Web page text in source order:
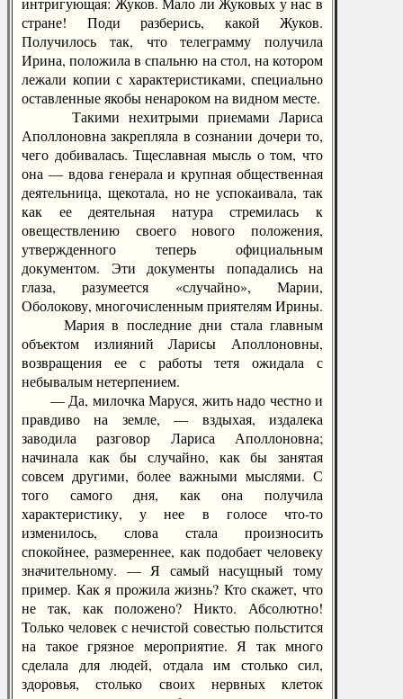
стране! Поди разберись, какой Жуков.
Получилось так, что телеграмму получила
Ирина, положила в спальню на стол, на котором
лежали копии с характеристиками, специально
оставленные якобы ненароком на видном месте.
Такими нехитрыми приемами Лариса
Аполлоновна закрепляла в сознании дочери то,
чего добивалась. Тщеславная мысль о том, что
она — вдова генерала и крупная общественная
деятельница, щекотала, но не успокаивала, так
как ее деятельная натура стремилась к
овеществлению своего нового положения,
утвержденного теперь официальным
документом. Эти документы попадались на
глаза, разумеется «случайно», Марии,
Оболокову, многочисленным приятелям Ирины.
Мария в последние дни стала главным
объектом излияний Ларисы Аполлоновны,
возвращения ее с работы тетя ожидала с
небывалым нетерпением.
— Да, милочка Маруся, жить надо честно и
правдиво на земле, — вздыхая, издалека
заводила разговор Лариса Аполлоновна;
начинала как бы случайно, как бы занятая
совсем другими, более важными мыслями. С
того самого дня, как она получила
характеристику, у нее в голосе что-то
изменилось, слова стала произносить
спокойнее, размереннее, как подобает человеку
значительному. — Я самый насущный тому
пример. Как я прожила жизнь? Кто скажет, что
не так, как положено? Никто. Абсолютно!
Только человек с нечистой совестью польстится
на такое грязное мероприятие. Я так много
сделала для людей, отдала им столько сил,
здоровья, столько своих нервных клеток